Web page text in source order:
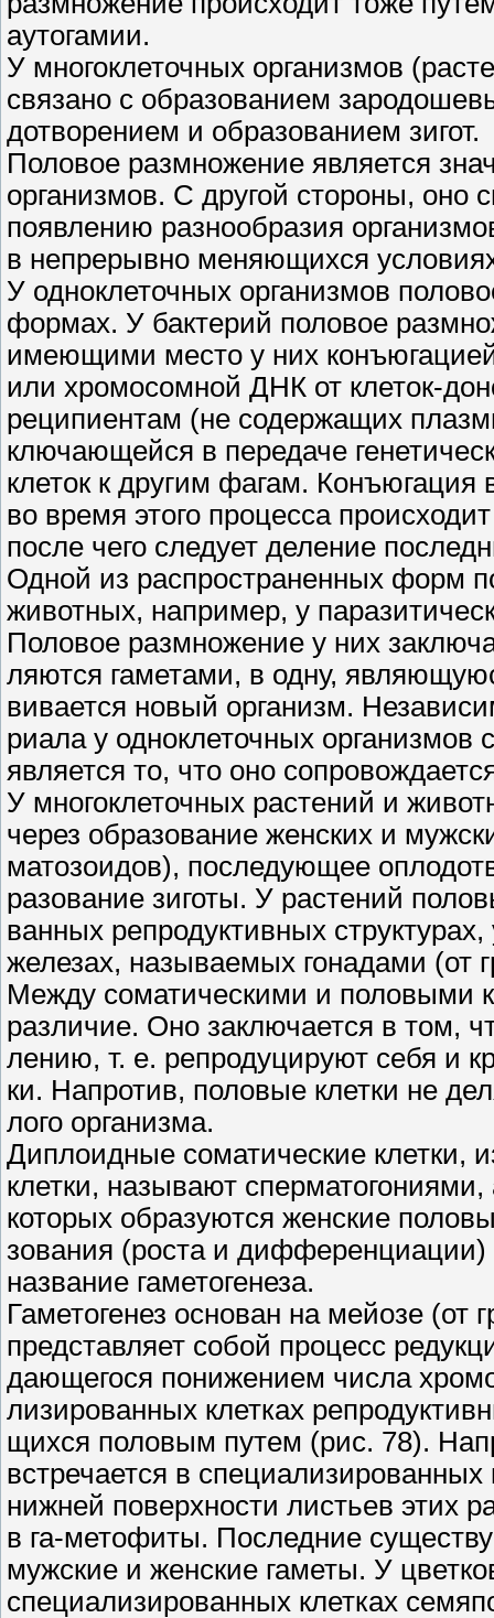
аутогамии.
У многоклеточных организмов
связано с образованием
дотворением и образованием зигот.
Половое размножение является
организмов. С другой стороны, оно
появлению разнообразия
в непрерывно меняющихся
У одноклеточных организмов
формах. У бактерий половое
имеющими место у них
или хромосомной ДНК от клеток-
реципиентам (не содержащих
ключающейся в передаче
клеток к другим фагам. Конъюгация
во время этого процесса
после чего следует деление
Одной из распространенных форм
животных, например, у
Половое размножение у них
ляются гаметами, в одну,
вивается новый организм.
риала у одноклеточных организмов
является то, что оно
У многоклеточных растений и
через образование женских и
матозоидов), последующее
разование зиготы. У растений
ванных репродуктивных
железах, называемых гонадами (от
Между соматическими и половыми
различие. Оно заключается в том,
лению, т. е. репродуцируют себя и
ки. Напротив, половые клетки не
лого организма.
Диплоидные соматические клетки,
клетки, называют
которых образуются женские
зования (роста и дифференциации)
название гаметогенеза.
Гаметогенез основан на мейозе
представляет собой процесс
дающегося понижением числа
лизированных клетках
щихся половым путем (рис. 78).
встречается в
нижней поверхности листьев этих
в га-метофиты. Последние
мужские и женские гаметы. У
специализированных клетках